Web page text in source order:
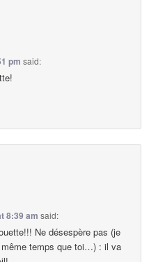
pm said:
8:39 am said:
Ne désespère pas (je
temps que toi…) : il va